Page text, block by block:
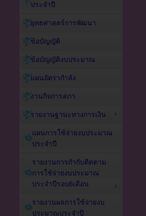
ประจำปี
ยุทธศาสตร์การพัฒนา
ข้อบัญญัติ
ข้อบัญญัติงบประมาณ
แผนอัตรากำลัง
งานกิจการสภา
รายงานฐานะทางการเงิน
แผนการใช้จ่ายงบประมาณ
ประจำปี
รายงานการกำกับติดตาม
การใช้จ่ายงบประมาณ
ประจำปีรอบ6เดือน
รายงานผลการใช้จ่ายงบ
ประมาณประจำปี